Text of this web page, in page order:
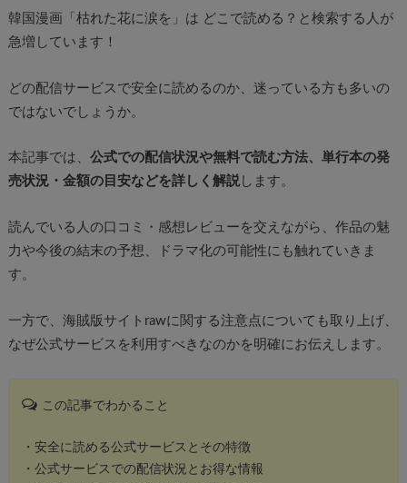
韓国漫画「枯れた花に涙を」は どこで読める？と検索する人が
急増しています！
どの配信サービスで安全に読めるのか、迷っている方も多いの
ではないでしょうか。
本記事では、 公式での配信状況や無料で読む方法、単行本の発
売状況・金額の目安などを詳しく解説します。
読んでいる人の口コミ・感想レビューを交えながら、作品の魅
力や今後の結末の予想、ドラマ化の可能性にも触れていきま
す。
一方で、海賊版サイトrawに関する注意点についても取り上げ、
なぜ公式サービスを利用すべきなのかを明確にお伝えします。
この記事でわかること
・安全に読める公式サービスとその特徴
・公式サービスでの配信状況とお得な情報